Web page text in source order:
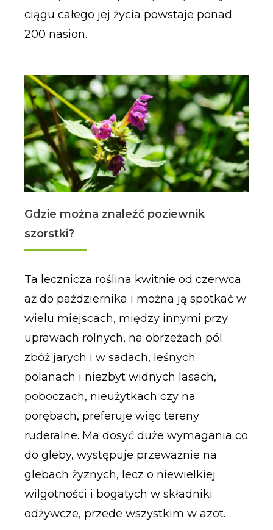
ciągu całego jej życia powstaje ponad
200 nasion.
Gdzie można znaleźć poziewnik
szorstki?
Ta lecznicza roślina kwitnie od czerwca
aż do października i można ją spotkać w
wielu miejscach, między innymi przy
uprawach rolnych, na obrzeżach pól
zbóż jarych i w sadach, leśnych
polanach i niezbyt widnych lasach,
poboczach, nieużytkach czy na
porębach, preferuje więc tereny
ruderalne. Ma dosyć duże wymagania co
do gleby, występuje przeważnie na
glebach żyznych, lecz o niewielkiej
wilgotności i bogatych w składniki
odżywcze, przede wszystkim w azot.